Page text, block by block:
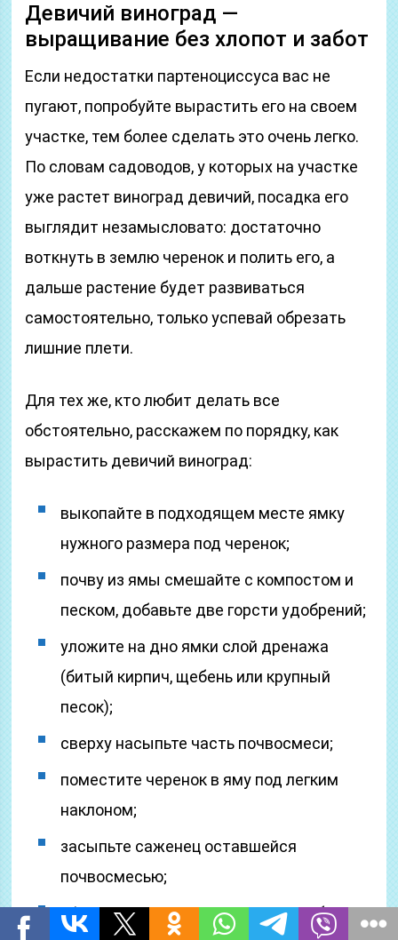
Девичий виноград —
выращивание без хлопот и забот
Если недостатки партеноциссуса вас не
пугают, попробуйте вырастить его на своем
участке, тем более сделать это очень легко.
По словам садоводов, у которых на участке
уже растет виноград девичий, посадка его
выглядит незамысловато: достаточно
воткнуть в землю черенок и полить его, а
дальше растение будет развиваться
самостоятельно, только успевай обрезать
лишние плети.
Для тех же, кто любит делать все
обстоятельно, расскажем по порядку, как
вырастить девичий виноград:
выкопайте в подходящем месте ямку
нужного размера под черенок;
почву из ямы смешайте с компостом и
песком, добавьте две горсти удобрений;
уложите на дно ямки слой дренажа
(битый кирпич, щебень или крупный
песок);
сверху насыпьте часть почвосмеси;
поместите черенок в яму под легким
наклоном;
засыпьте саженец оставшейся
почвосмесью;
сформируйте поливную лунку, чтобы в